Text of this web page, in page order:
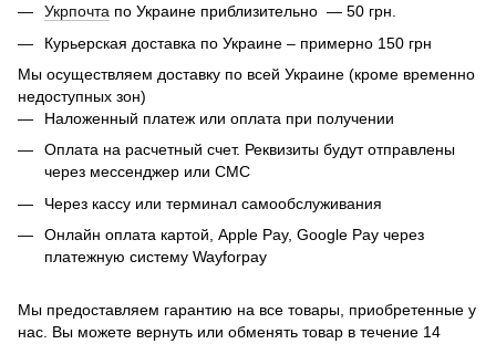
Укрпочта по Украине приблизительно — 50 грн.
Курьерская доставка по Украине – примерно 150 грн
Мы осуществляем доставку по всей Украине (кроме временно
недоступных зон)
Наложенный платеж или оплата при получении
Оплата на расчетный счет. Реквизиты будут отправлены
через мессенджер или СМС
Через кассу или терминал самообслуживания
Онлайн оплата картой, Apple Pay, Google Pay через
платежную систему Wayforpay
Мы предоставляем гарантию на все товары, приобретенные у
нас. Вы можете вернуть или обменять товар в течение 14